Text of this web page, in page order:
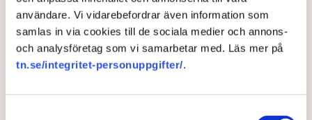
användare. Vi vidarebefordrar även information som
samlas in via cookies till de sociala medier och annons-
och analysföretag som vi samarbetar med. Läs mer på
tn.se/integritet-personuppgifter/.